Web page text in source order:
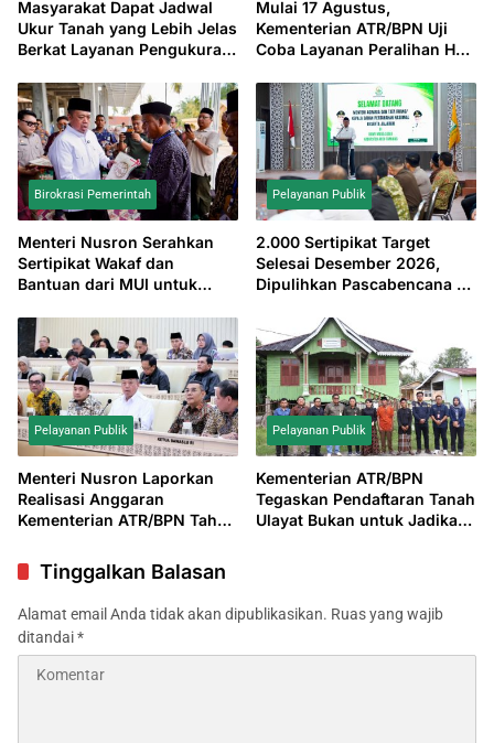
Masyarakat Dapat Jadwal
Ukur Tanah yang Lebih Jelas
Berkat Layanan Pengukuran
Mulai 17 Agustus,
Kementerian ATR/BPN Uji
Coba Layanan Peralihan Hak
Birokrasi Pemerintah
Menteri Nusron Serahkan
Sertipikat Wakaf dan
Bantuan dari MUI untuk
Tamiang
Pelayanan Publik
2.000 Sertipikat Target
Selesai Desember 2026,
Dipulihkan Pascabencana di
Pelayanan Publik
Menteri Nusron Laporkan
Realisasi Anggaran
Kementerian ATR/BPN Tahun
RI
Pelayanan Publik
Kementerian ATR/BPN
Tegaskan Pendaftaran Tanah
Ulayat Bukan untuk Jadikan
Tinggalkan Balasan
Alamat email Anda tidak akan dipublikasikan. Ruas yang wajib
ditandai*